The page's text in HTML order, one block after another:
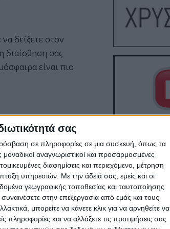
σας
σε πληροφορίες σε μια συσκευή, όπως τα
αναγνωριστικοί και προσαρμοσμένες
διαφημίσεις και περιεχόμενο, μέτρηση
υπηρεσιών. Με την άδειά σας, εμείς και οι
γεωγραφικής τοποθεσίας και ταυτοποίησης
στην επεξεργασία από εμάς και τους
μπορείτε να κάνετε κλικ για να αρνηθείτε να
και να αλλάξετε τις προτιμήσεις σας
δείξετε στον
διαίσθηση σας
είναι πιο
εδώ και αρκετούς
τους γύρω σας ή
λόγο την ψυχή
ωφελήσει
είστε